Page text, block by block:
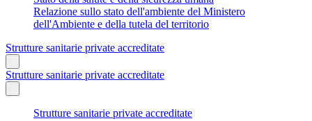
Relazione sullo stato dell'ambiente del Ministero
dell'Ambiente e della tutela del territorio
Strutture sanitarie private accreditate
Strutture sanitarie private accreditate
Strutture sanitarie private accreditate